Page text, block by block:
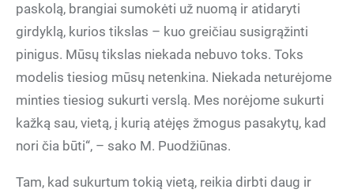
paskolą, brangiai sumokėti už nuomą ir atidaryti
girdyklą, kurios tikslas – kuo greičiau susigrąžinti
pinigus. Mūsų tikslas niekada nebuvo toks. Toks
modelis tiesiog mūsų netenkina. Niekada neturėjome
minties tiesiog sukurti verslą. Mes norėjome sukurti
kažką sau, vietą, į kurią atėjęs žmogus pasakytų, kad
nori čia būti“, – sako M. Puodžiūnas.
Tam, kad sukurtum tokią vietą, reikia dirbti daug ir